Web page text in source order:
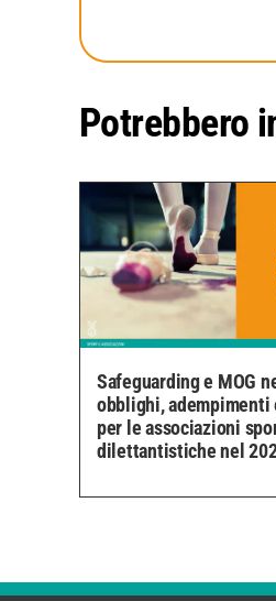
Potrebbero
Safeguarding e MOG
obblighi, adempimenti
per le associazioni
dilettantistiche nel